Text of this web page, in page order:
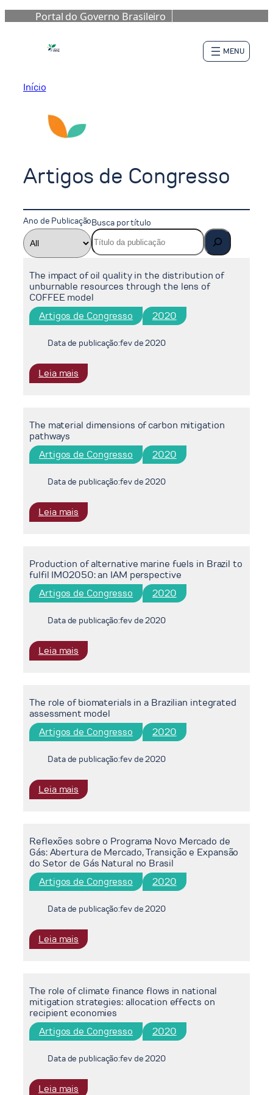
Portal do Governo Brasileiro
Início
Artigos de Congresso
Ano de PublicaçãoBusca por título
The impact of oil quality in the distribution of
unburnable resources through the lens of
COFFEE model
Artigos de Congresso 2020
Data de publicação:fev de 2020
Leia mais
The
oil
in
the
distribution
unburnable
resources
lens
of
COFFEE
model
The material dimensions of carbon mitigation
pathways
Artigos de Congresso 2020
Data de publicação:fev de 2020
Leia mais
The
of
carbon
mitigation
pathways
Production of alternative marine fuels in Brazil to
fulfil IMO2050: an IAM perspective
Artigos de Congresso 2020
Data de publicação:fev de 2020
Leia mais
Production
marine
fuels
in
Brazil
to
IMO2050:
an
The role of biomaterials in a Brazilian integrated
assessment model
Artigos de Congresso 2020
Data de publicação:fev de 2020
Leia mais
The
biomaterials
in
a
Brazilian
assessment
Reflexões sobre o Programa Novo Mercado de
Gás: Abertura de Mercado, Transição e Expansão
do Setor de Gás Natural no Brasil
Artigos de Congresso 2020
Data de publicação:fev de 2020
Leia mais
Reflexões
Programa
Novo
Mercado
de
Abertura
Mercado,
The role of climate finance flows in national
mitigation strategies: allocation effects on
recipient economies
Artigos de Congresso 2020
Data de publicação:fev de 2020
Leia mais